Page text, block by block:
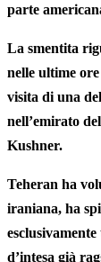
parte
La smentita
nelle ultime
visita di una
nell’emirato
Kushner.
Teheran ha
iraniana, ha
d’intesa già